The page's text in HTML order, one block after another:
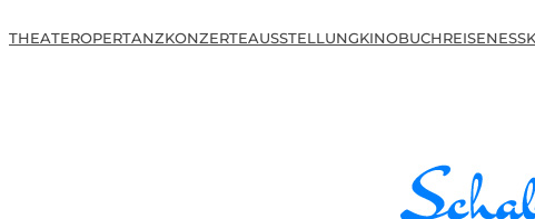
THEATEROPERTANZKONZERTEAUSSTELLUNGKINOBUCHREISEN